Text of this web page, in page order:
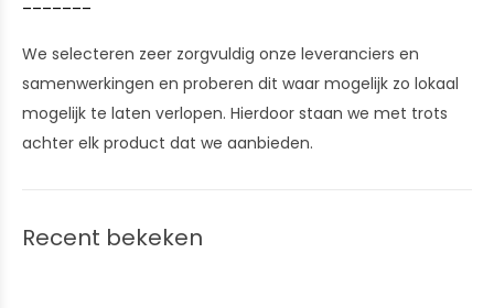
We selecteren zeer zorgvuldig onze leveranciers en
samenwerkingen en proberen dit waar mogelijk zo lokaal
mogelijk te laten verlopen. Hierdoor staan we met trots
achter elk product dat we aanbieden.
Recent bekeken